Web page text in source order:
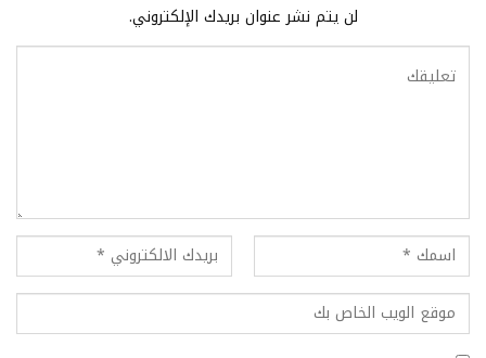
لن يتم نشر عنوان بريدك الإلكتروني.